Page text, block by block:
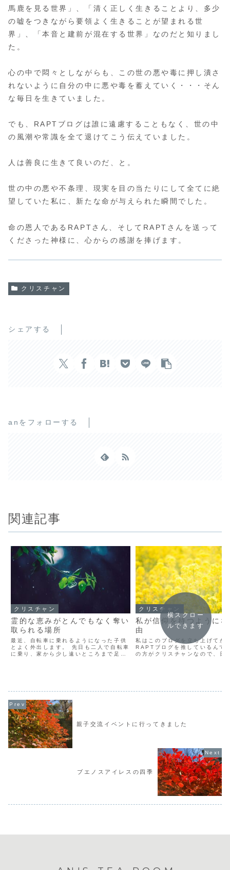
馬鹿を見る世界」、「清く正しく生きることより、多少
の嘘をつきながら要領よく生きることが望まれる世
界」、「本音と建前が混在する世界」なのだと知りまし
た。
心の中で悶々としながらも、この世の悪や毒に押し潰さ
れないように自分の中に悪や毒を蓄えていく・・・そん
な毎日を生きていました。
でも、RAPTブログは誰に遠慮することもなく、世の中
の風潮や常識を全て退けてこう伝えていました。
人は善良に生きて良いのだ、と。
世の中の悪や不条理、現実を目の当たりにして全てに絶
望していた私に、新たな命が与えられた瞬間でした。
命の恩人であるRAPTさん、そしてRAPTさんを送って
くださった神様に、心からの感謝を捧げます。
クリスチャン
シェアする
anをフォローする
関連記事
クリスチャン
霊的な恵みがとんでもなく奪い
取られる場所
最近、自転車に乗れるようになった子供
とよく外出します。 先日も二人で自転車
に乗り、家から少し遠いところまで足を
クリスチャン
私が信仰を持つように
由
私はこのブログを立ち上げてか
RAPTブログを推しているんで
の方がクリスチャンなので、日
横スクロー
ルできます
親子交流イベントに行ってきました
ブエノスアイレスの四季